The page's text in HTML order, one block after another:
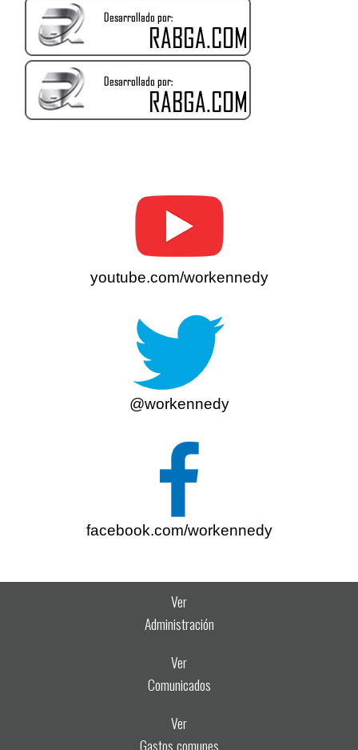
youtube.com/workennedy
@workennedy
facebook.com/workennedy
Ver
Administración
Ver
Comunicados
Ver
Gastos comunes